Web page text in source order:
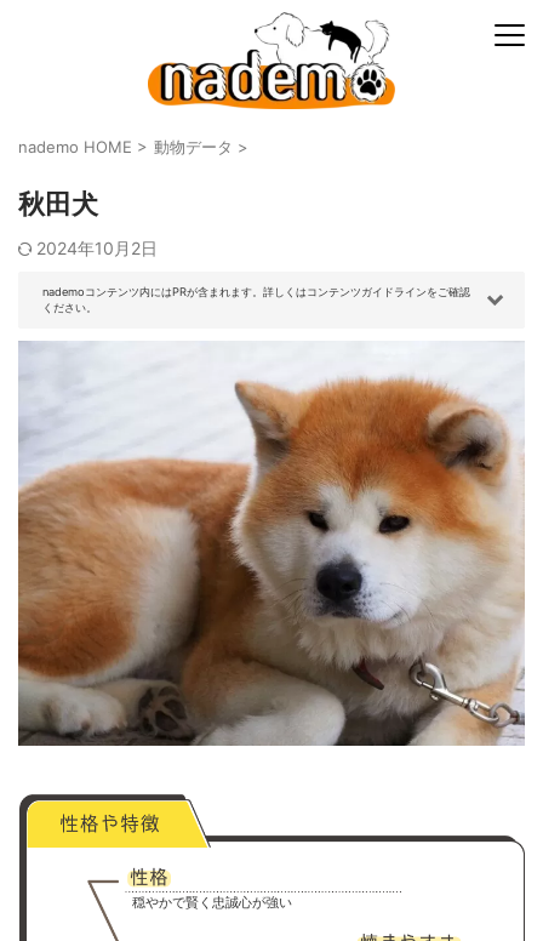
nademo HOME > 動物データ >
秋田犬
2024年10月2日
nademoコンテンツ内にはPRが含まれます。詳しくはコンテンツガイドラインをご確認
ください。
穏やかで賢く忠誠心が強い